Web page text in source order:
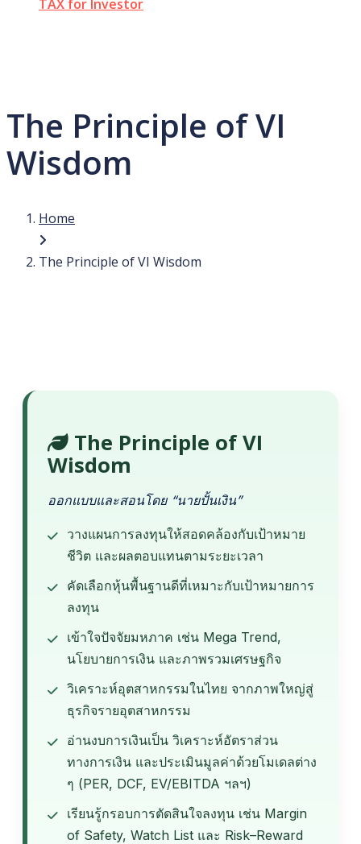
TAX for Investor
The Principle of VI
Wisdom
Home
The Principle of VI Wisdom
The Principle of VI
Wisdom
ออกแบบและสอนโดย “นายปั้นเงิน”
วางแผนการลงทุนให้สอดคล้องกับเป้าหมาย
ชีวิต และผลตอบแทนตามระยะเวลา
คัดเลือกหุ้นพื้นฐานดีที่เหมาะกับเป้าหมายการ
ลงทุน
เข้าใจปัจจัยมหภาค เช่น Mega Trend,
นโยบายการเงิน และภาพรวมเศรษฐกิจ
วิเคราะห์อุตสาหกรรมในไทย จากภาพใหญ่สู่
ธุรกิจรายอุตสาหกรรม
อ่านงบการเงินเป็น วิเคราะห์อัตราส่วน
ทางการเงิน และประเมินมูลค่าด้วยโมเดลต่าง
ๆ (PER, DCF, EV/EBITDA ฯลฯ)
เรียนรู้กรอบการตัดสินใจลงทุน เช่น Margin
of Safety, Watch List และ Risk–Reward